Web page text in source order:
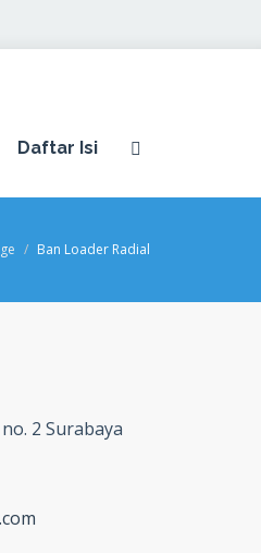
Daftar Isi
Ban Loader Radial
2 Surabaya